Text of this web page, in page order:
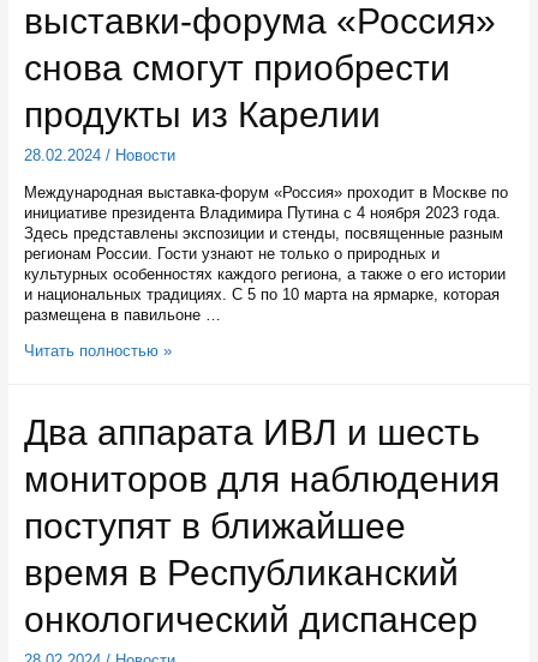
принять
решение
переводе
природный
выставки-форума «Россия»
снова смогут приобрести
продукты из Карелии
28.02.2024/ Новости
Международная выставка-форум «Россия» проходит в Москве по
инициативе президента Владимира Путина с 4 ноября 2023 года.
Здесь представлены экспозиции и стенды, посвященные разным
регионам России. Гости узнают не только о природных и
культурных особенностях каждого региона, а также о его истории
и национальных традициях. С 5 по 10 марта на ярмарке, которая
размещена в павильоне …
С
марта
гости
выставки-
форума
снова
приобрести
продукты
из
Карелии
Читать полностью »
Два аппарата ИВЛ и шесть
мониторов для наблюдения
поступят в ближайшее
время в Республиканский
онкологический диспансер